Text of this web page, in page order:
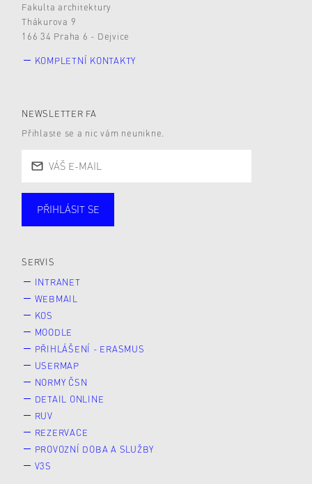
Fakulta architektury
Thákurova 9
166 34 Praha 6 - Dejvice
KOMPLETNÍ KONTAKTY
NEWSLETTER FA
Přihlaste se a nic vám neunikne.
PŘIHLÁSIT SE
SERVIS
INTRANET
WEBMAIL
KOS
MOODLE
PŘIHLÁŠENÍ - ERASMUS
USERMAP
NORMY ČSN
DETAIL ONLINE
RUV
REZERVACE
PROVOZNÍ DOBA A SLUŽBY
V3S